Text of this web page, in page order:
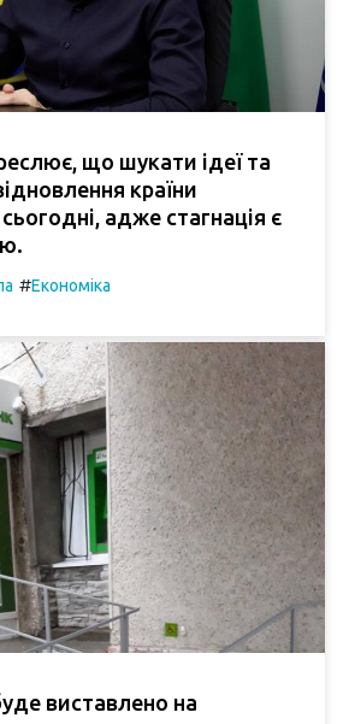
що шукати ідеї та
країни
адже стагнація є
#Економіка
виставлено на